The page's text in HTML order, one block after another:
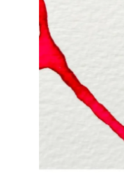
FAQ
Qu’est-ce
Le Hirameki
ludique qui
taches. En
on trace
un
un art